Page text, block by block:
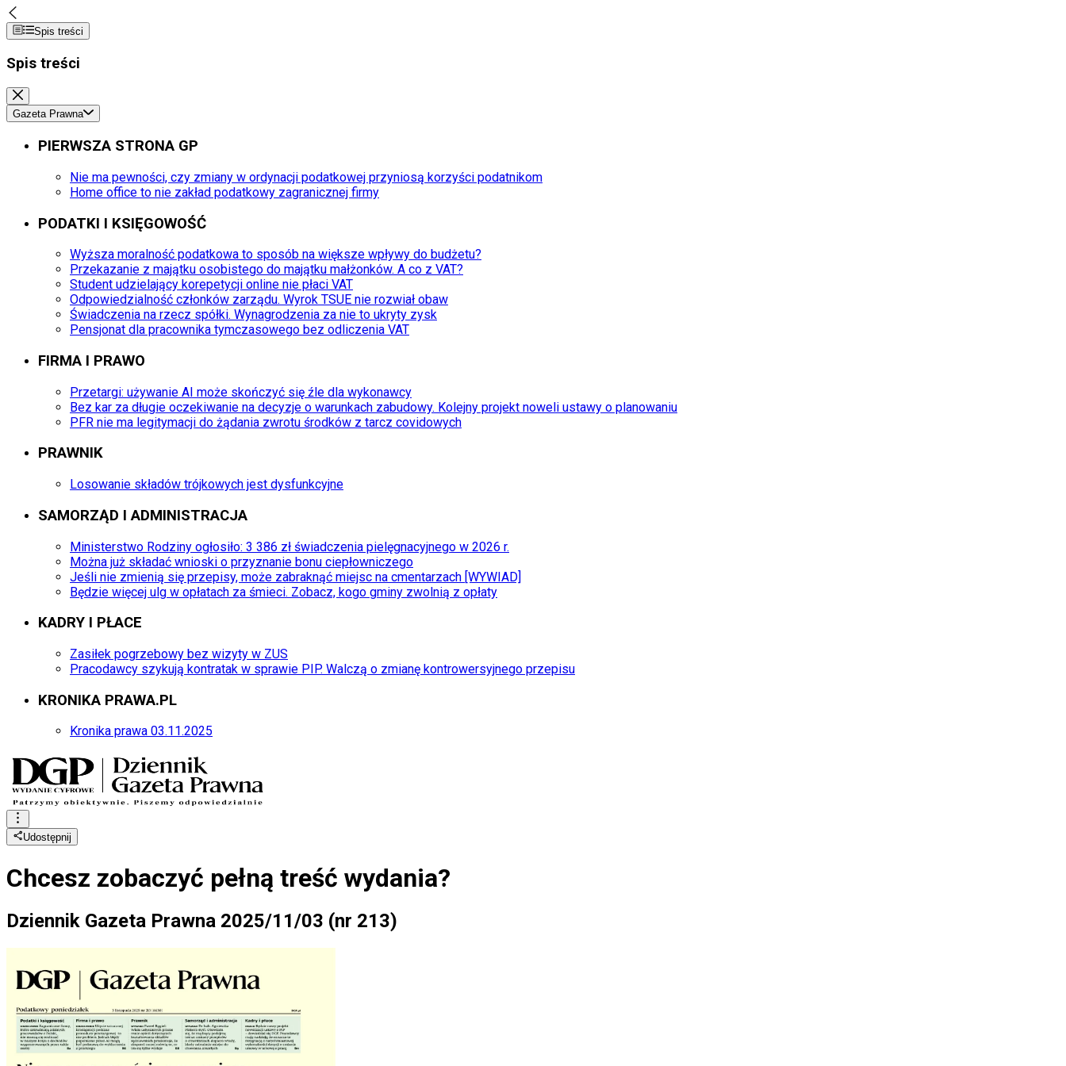
Spis treści
Spis treści
Gazeta Prawna
PIERWSZA STRONA GP
Nie ma pewności, czy zmiany w ordynacji podatkowej przyniosą korzyści podatnikom
Home office to nie zakład podatkowy zagranicznej firmy
PODATKI I KSIĘGOWOŚĆ
Wyższa moralność podatkowa to sposób na większe wpływy do budżetu?
Przekazanie z majątku osobistego do majątku małżonków. A co z VAT?
Student udzielający korepetycji online nie płaci VAT
Odpowiedzialność członków zarządu. Wyrok TSUE nie rozwiał obaw
Świadczenia na rzecz spółki. Wynagrodzenia za nie to ukryty zysk
Pensjonat dla pracownika tymczasowego bez odliczenia VAT
FIRMA I PRAWO
Przetargi: używanie AI może skończyć się źle dla wykonawcy
Bez kar za długie oczekiwanie na decyzje o warunkach zabudowy. Kolejny projekt noweli ustawy o planowaniu
PFR nie ma legitymacji do żądania zwrotu środków z tarcz covidowych
PRAWNIK
Losowanie składów trójkowych jest dysfunkcyjne
SAMORZĄD I ADMINISTRACJA
Ministerstwo Rodziny ogłosiło: 3 386 zł świadczenia pielęgnacyjnego w 2026 r.
Można już składać wnioski o przyznanie bonu ciepłowniczego
Jeśli nie zmienią się przepisy, może zabraknąć miejsc na cmentarzach [WYWIAD]
Będzie więcej ulg w opłatach za śmieci. Zobacz, kogo gminy zwolnią z opłaty
KADRY I PŁACE
Zasiłek pogrzebowy bez wizyty w ZUS
Pracodawcy szykują kontratak w sprawie PIP. Walczą o zmianę kontrowersyjnego przepisu
KRONIKA PRAWA.PL
Kronika prawa 03.11.2025
Udostępnij
Chcesz zobaczyć pełną treść wydania?
Dziennik Gazeta Prawna 2025/11/03 (nr 213)